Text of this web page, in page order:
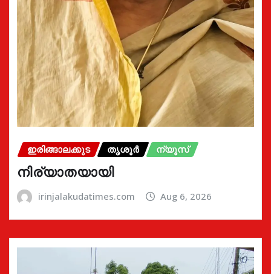
ഇരിങ്ങാലക്കുട തൃശൂർ ന്യൂസ്
നിര്യാതയായി
irinjalakudatimes.com Aug 6, 2026